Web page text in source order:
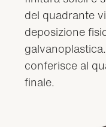
del quadrante
deposizione
conferisce al
finale.